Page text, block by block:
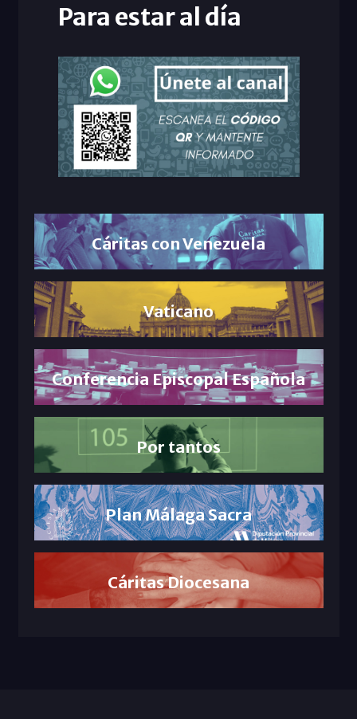
Para estar al día
Cáritas con Venezuela
Vaticano
Conferencia Episcopal Española
Por tantos
Plan Málaga Sacra
Cáritas Diocesana